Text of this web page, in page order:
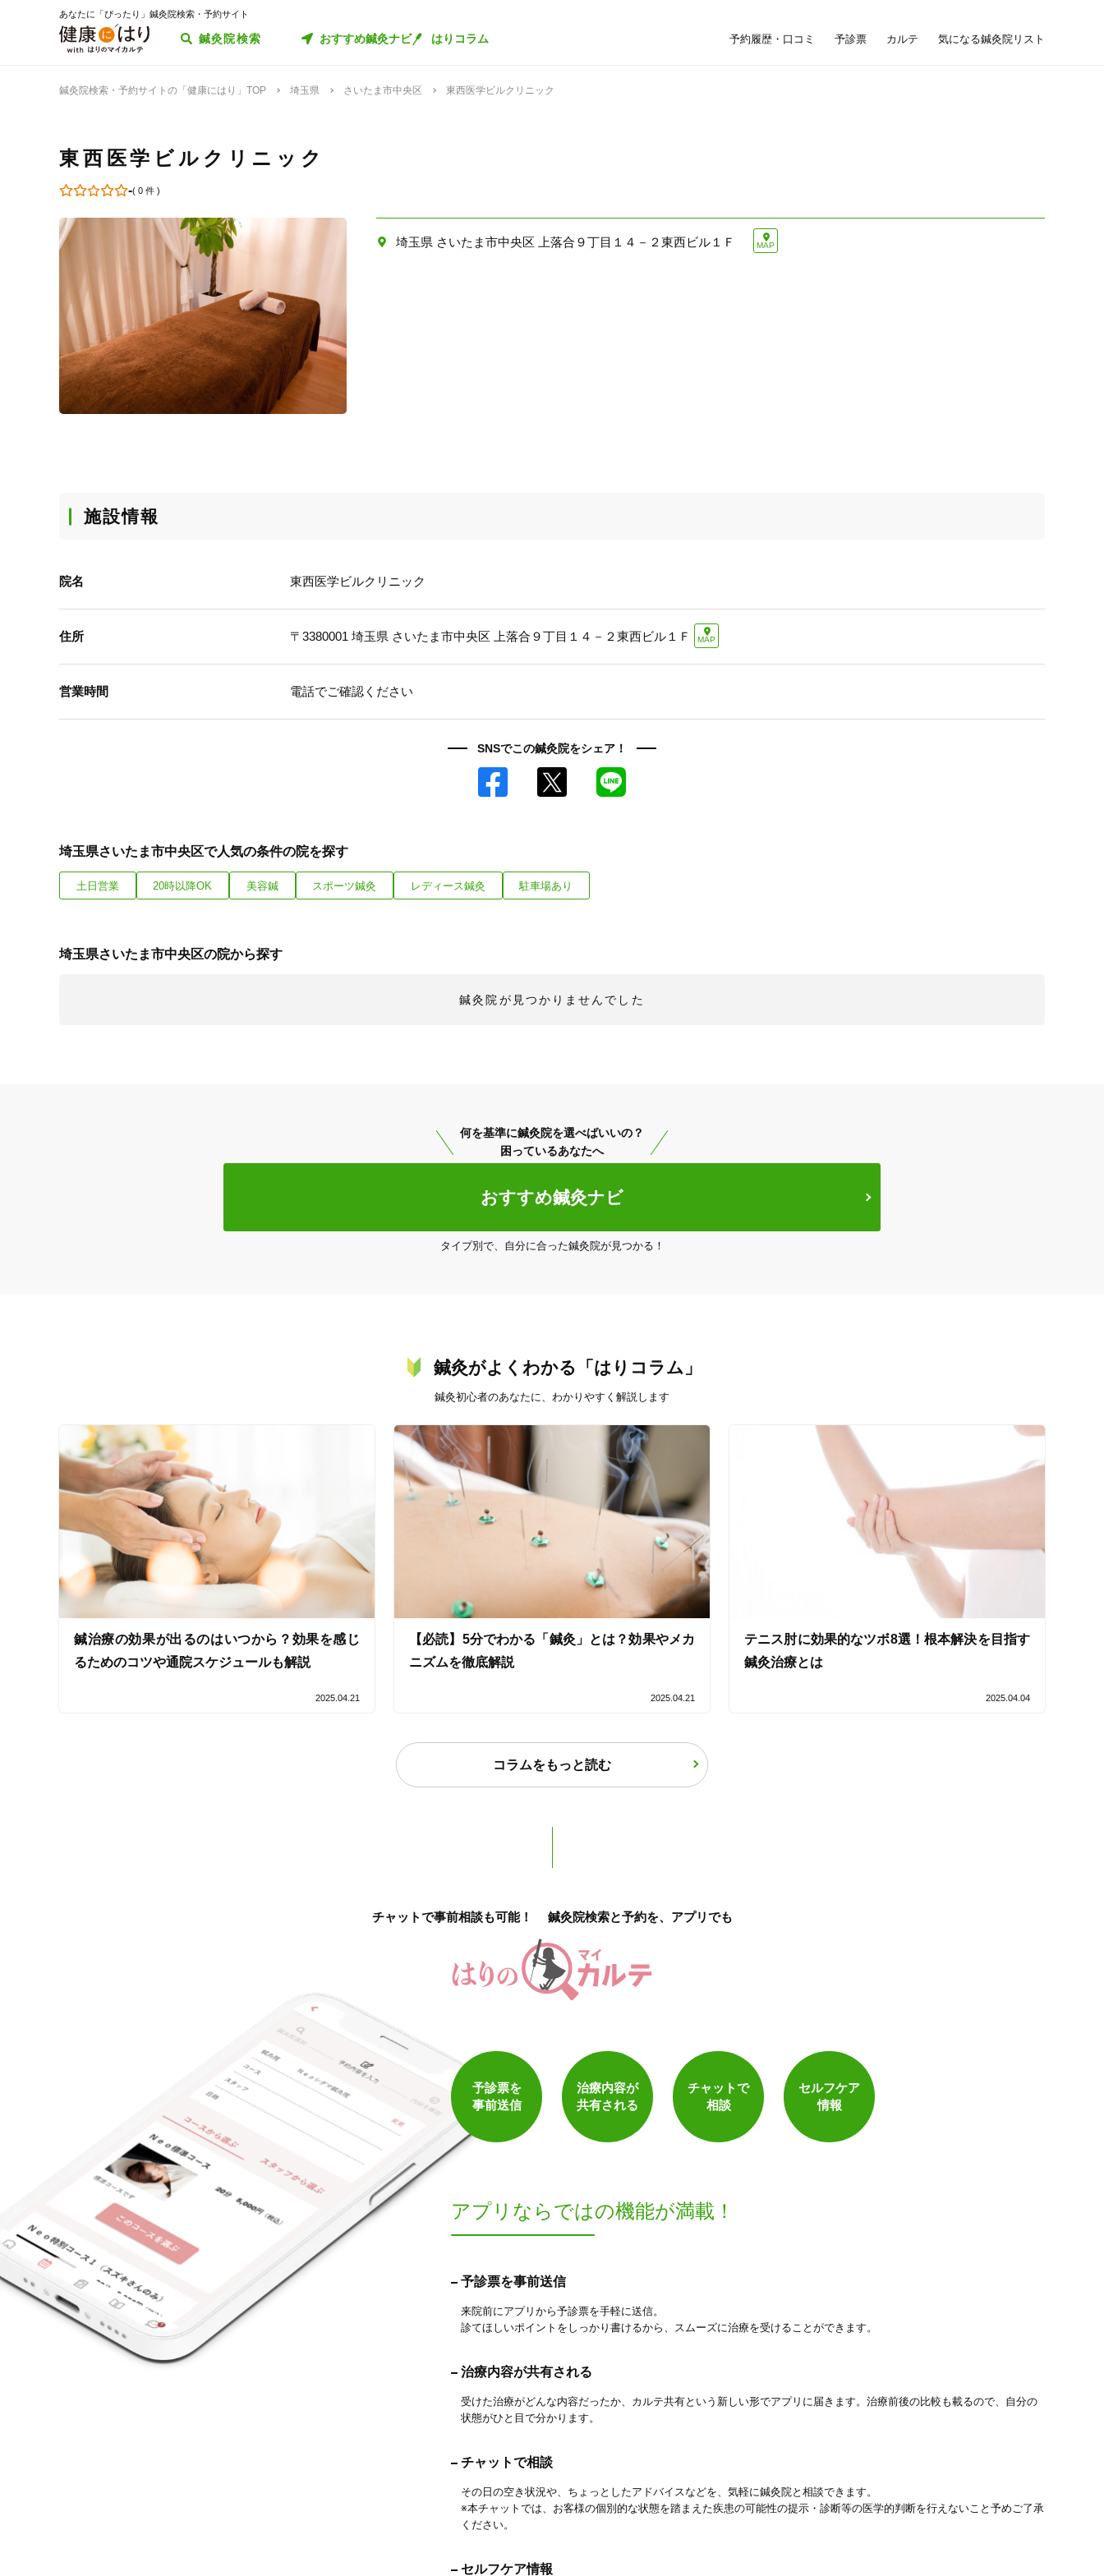
あなたに「ぴったり」鍼灸院検索・予約サイト
鍼灸院検索 おすすめ鍼灸ナビ はりコラム 予約履歴・口コミ 予診票 カルテ 気になる鍼灸院リスト
鍼灸院検索・予約サイトの「健康にはり」TOP 埼玉県 さいたま市中央区 東西医学ビルクリニック
東西医学ビルクリニック
-( 0 件)
埼玉県 さいたま市中央区 上落合９丁目１４－２東西ビル１Ｆ MAP
施設情報
院名 東西医学ビルクリニック
住所 〒3380001 埼玉県 さいたま市中央区 上落合９丁目１４－２東西ビル１Ｆ MAP
営業時間 電話でご確認ください
SNSでこの鍼灸院をシェア！
Facebook
「健康にはりを見た」
埼玉県さいたま市中央区で人気の条件の院を探す
土日営業 20時以降OK 美容鍼 スポーツ鍼灸 レディース鍼灸 駐車場あり
埼玉県さいたま市中央区の院から探す
鍼灸院が見つかりませんでした
何を基準に鍼灸院を選べばいいの？
困っているあなたへ
おすすめ鍼灸ナビ
タイプ別で、自分に合った鍼灸院が見つかる！
鍼灸がよくわかる「はりコラム」
鍼灸初心者のあなたに、わかりやすく解説します
鍼治療の効果が出るのはいつから？効果を感じ
るためのコツや通院スケジュールも解説
2025.04.21
【必読】5分でわかる「鍼灸」とは？効果やメカ
ニズムを徹底解説
2025.04.21
テニス肘に効果的なツボ8選！根本解決を目指す
鍼灸治療とは
2025.04.04
コラムをもっと読む
チャットで事前相談も可能！ 鍼灸院検索と予約を、アプリでも
予診票を
事前送信
治療内容が
共有される
チャットで
相談
セルフケア
情報
アプリならではの機能が満載！
予診票を事前送信
来院前にアプリから予診票を手軽に送信。
診てほしいポイントをしっかり書けるから、スムーズに治療を受けることができます。
治療内容が共有される
受けた治療がどんな内容だったか、カルテ共有という新しい形でアプリに届きます。治療前後の比較も載るので、自分の
状態がひと目で分かります。
チャットで相談
その日の空き状況や、ちょっとしたアドバイスなどを、気軽に鍼灸院と相談できます。
※本チャットでは、お客様の個別的な状態を踏まえた疾患の可能性の提示・診断等の医学的判断を行えないこと予めご了承
ください。
セルフケア情報